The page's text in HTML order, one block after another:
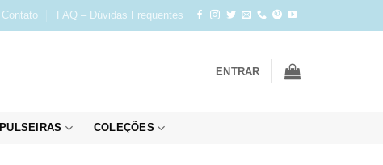
Contato FAQ – Dúvidas Frequentes
ENTRAR
PULSEIRAS COLEÇÕES